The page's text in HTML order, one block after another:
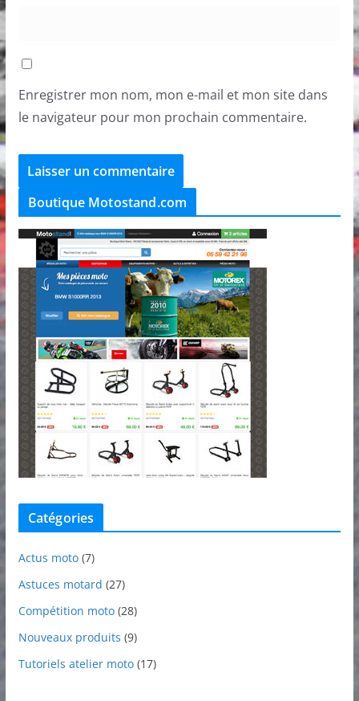
Enregistrer mon nom, mon e-mail et mon site dans
le navigateur pour mon prochain commentaire.
Boutique Motostand.com
Catégories
Actus moto(7)
Astuces motard (27)
Compétition moto(28)
Nouveaux produits (9)
Tutoriels atelier moto(17)